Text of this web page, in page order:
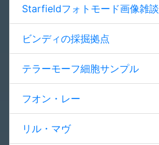
Starfieldフォトモード画像雑談
ビンディの採掘拠点
テラーモーフ細胞サンプル
フオン・レー
リル・マヴ